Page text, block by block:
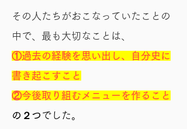
その人たちがおこなっていたことの
中で、最も大切なことは、
①過去の経験を思い出し、自分史に
書き起こすこと
②今後取り組むメニューを作ること
の２つ でした。